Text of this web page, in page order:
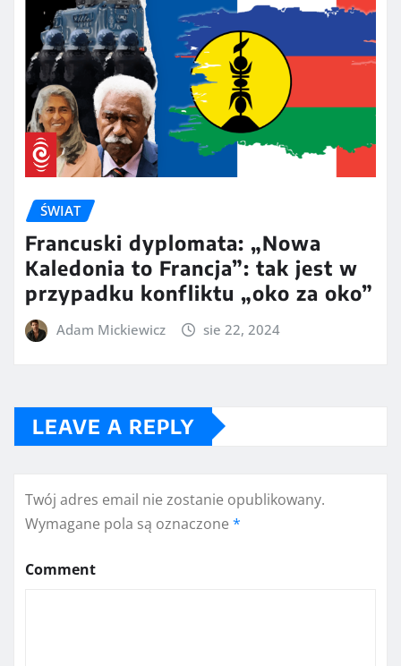
ŚWIAT
Francuski dyplomata: „Nowa
Kaledonia to Francja”: tak jest w
przypadku konfliktu „oko za oko”
Adam Mickiewicz sie 22, 2024
LEAVE A REPLY
Twój adres email nie zostanie opublikowany.
Wymagane pola są oznaczone *
Comment